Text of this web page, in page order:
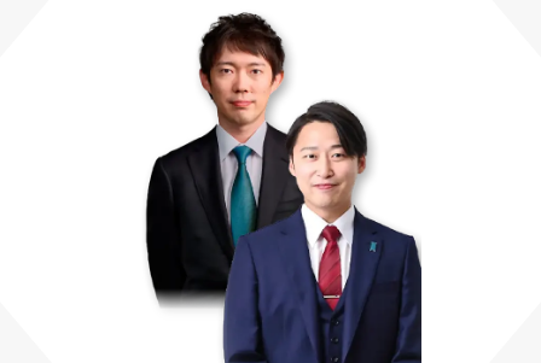
定額制営業代行『カリトルくん』
定額制採用代行・RPO『トルトルくん』
営業改善特化の動画制作『動画でカリトルく
定額LINE運用代行『LINEマキトルくん』
格安でAI導入支援『あいのりAI』
拡散付1日密着動画制作『まるごと社長』
1本無料で記事を制作『SEOトライアル』
定額制LP制作・改善『最強LP』
採用YouTubeチャンネル構築『トリトル』
YouTubeディレクター
会社概要・役員紹介
ミッション・ビジョン・バリュー